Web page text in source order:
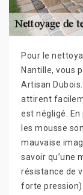
Pour le
Nantille, vous
Artisan
attirent
est négligé.
les mousse
mauvaise
savoir qu’une
résistance de
forte